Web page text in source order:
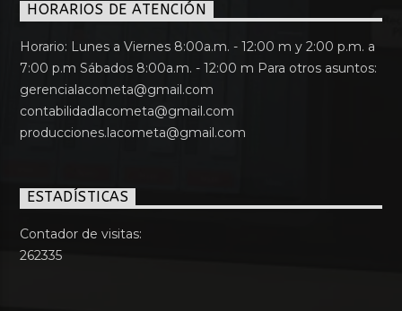
HORARIOS DE ATENCIÓN
Horario: Lunes a Viernes 8:00a.m. - 12:00 m y 2:00 p.m. a
7:00 p.m Sábados 8:00a.m. - 12:00 m Para otros asuntos:
gerencialacometa@gmail.com
contabilidadlacometa@gmail.com
producciones.lacometa@gmail.com
ESTADÍSTICAS
Contador de visitas:
262335